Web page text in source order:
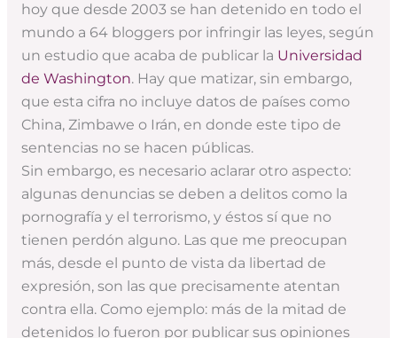
hoy que desde 2003 se han detenido en todo el
mundo a 64 bloggers por infringir las leyes, según
un estudio que acaba de publicar la Universidad
de Washington. Hay que matizar, sin embargo,
que esta cifra no incluye datos de países como
China, Zimbawe o Irán, en donde este tipo de
sentencias no se hacen públicas.
Sin embargo, es necesario aclarar otro aspecto:
algunas denuncias se deben a delitos como la
pornografía y el terrorismo, y éstos sí que no
tienen perdón alguno. Las que me preocupan
más, desde el punto de vista da libertad de
expresión, son las que precisamente atentan
contra ella. Como ejemplo: más de la mitad de
detenidos lo fueron por publicar sus opiniones